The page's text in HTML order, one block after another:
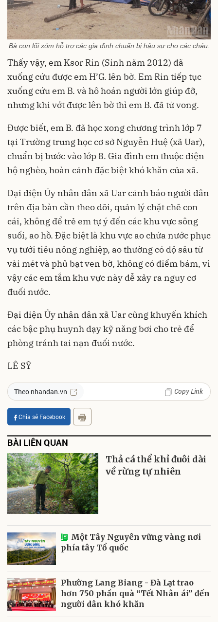
Bà con lối xóm hỗ trợ các gia đình chuẩn bị hậu sự cho các cháu.
Thấy vậy, em Ksor Rin (Sinh năm 2012) đã
xuống cứu được em H’G. lên bờ. Em Rin tiếp tục
xuống cứu em B. và hô hoán người lớn giúp đỡ,
nhưng khi vớt được lên bờ thì em B. đã tử vong.
Được biết, em B. đã học xong chương trình lớp 7
tại Trường trung học cơ sở Nguyễn Huệ (xã Uar),
chuẩn bị bước vào lớp 8. Gia đình em thuộc diện
hộ nghèo, hoàn cảnh đặc biệt khó khăn của xã.
Đại diện Ủy nhân dân xã Uar cảnh báo người dân
trên địa bàn cần theo dõi, quản lý chặt chẽ con
cái, không để trẻ em tự ý đến các khu vực sông
suối, ao hồ. Đặc biệt là khu vực ao chứa nước phục
vụ tưới tiêu nông nghiệp, ao thường có độ sâu từ
vài mét và phủ bạt ven bờ, không có điểm bám, vì
vậy các em tắm khu vực này dễ xảy ra nguy cơ
đuối nước.
Đại diện Ủy nhân dân xã Uar cũng khuyến khích
các bậc phụ huynh dạy kỹ năng bơi cho trẻ để
phòng tránh tai nạn đuối nước.
LÊ SỸ
Theo nhandan.vn Copy Link
Chia sẻ Facebook
BÀI LIÊN QUAN
Thả cá thể khỉ đuôi dài
về rừng tự nhiên
Một Tây Nguyên vững vàng nơi
phía tây Tổ quốc
Phường Lang Biang - Đà Lạt trao
hơn 750 phần quà “Tết Nhân ái” đến
người dân khó khăn